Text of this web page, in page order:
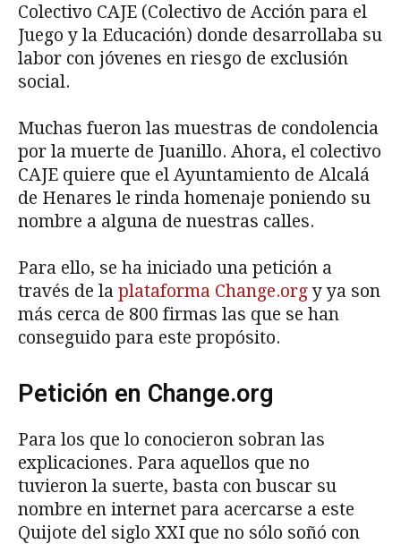
Colectivo CAJE (Colectivo de Acción para el
Juego y la Educación) donde desarrollaba su
labor con jóvenes en riesgo de exclusión
social.
Muchas fueron las muestras de condolencia
por la muerte de Juanillo. Ahora, el colectivo
CAJE quiere que el Ayuntamiento de Alcalá
de Henares le rinda homenaje poniendo su
nombre a alguna de nuestras calles.
Para ello, se ha iniciado una petición a
través de la plataforma Change.orgy ya son
más cerca de 800 firmas las que se han
conseguido para este propósito.
Petición en Change.org
Para los que lo conocieron sobran las
explicaciones. Para aquellos que no
tuvieron la suerte, basta con buscar su
nombre en internet para acercarse a este
Quijote del siglo XXI que no sólo soñó con